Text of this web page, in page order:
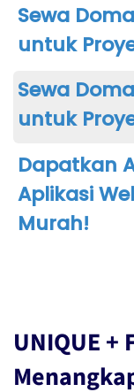
Sewa
untuk
Sewa
untuk
Dapatkan
Aplikasi
Murah!
UNIQUE +